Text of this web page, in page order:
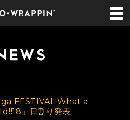
FESTIVAL What a
」日割り発表